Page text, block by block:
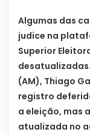
Algumas das
judice na
Superior
(AM), Thiago
registro
a eleição, mas
atualizada no